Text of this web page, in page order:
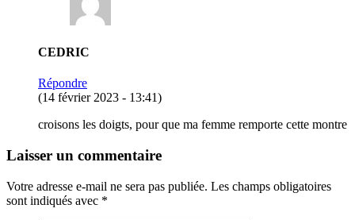
CEDRIC
Répondre
(14 février 2023 - 13:41)
croisons les doigts, pour que ma femme remporte cette montre
Laisser un commentaire
Votre adresse e-mail ne sera pas publiée. Les champs obligatoires
sont indiqués avec *